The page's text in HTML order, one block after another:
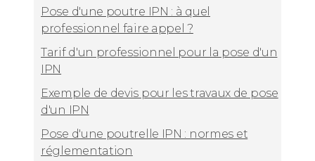
Pose d'une poutre IPN : à quel
professionnel faire appel ?
Tarif d'un professionnel pour la pose d'un
IPN
Exemple de devis pour les travaux de pose
d'un IPN
Pose d'une poutrelle IPN : normes et
réglementation